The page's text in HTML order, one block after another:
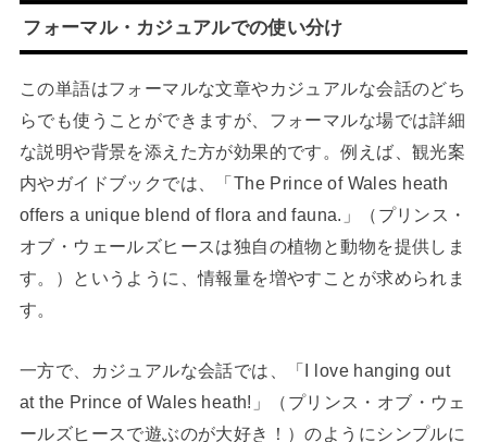
フォーマル・カジュアルでの使い分け
この単語はフォーマルな文章やカジュアルな会話のどち
らでも使うことができますが、フォーマルな場では詳細
な説明や背景を添えた方が効果的です。例えば、観光案
内やガイドブックでは、「The Prince of Wales heath
offers a unique blend of flora and fauna.」（プリンス・
オブ・ウェールズヒースは独自の植物と動物を提供しま
す。）というように、情報量を増やすことが求められま
す。
一方で、カジュアルな会話では、「I love hanging out
at the Prince of Wales heath!」（プリンス・オブ・ウェ
ールズヒースで遊ぶのが大好き！）のようにシンプルに